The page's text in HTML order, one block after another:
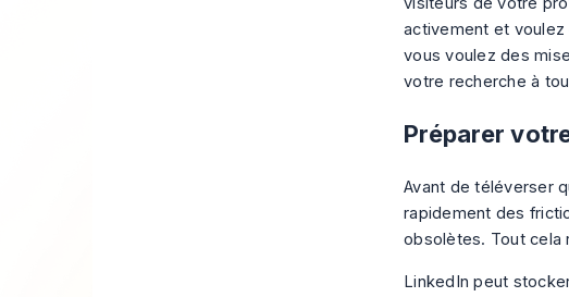
activement et
vous voulez des
votre recherche à
Préparer
Avant de téléverser
rapidement des
obsolètes. Tout cela
LinkedIn peut